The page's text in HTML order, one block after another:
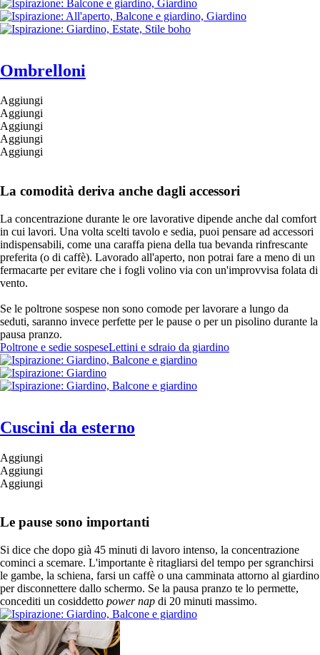
Ombrelloni
Aggiungi
Aggiungi
Aggiungi
Aggiungi
Aggiungi
La comodità deriva anche dagli accessori
La concentrazione durante le ore lavorative dipende anche dal comfort
in cui lavori. Una volta scelti tavolo e sedia, puoi pensare ad accessori
indispensabili, come una caraffa piena della tua bevanda rinfrescante
preferita (o di caffè). Lavorado all'aperto, non potrai fare a meno di un
fermacarte per evitare che i fogli volino via con un'improvvisa folata di
vento.
Se le poltrone sospese non sono comode per lavorare a lungo da
seduti, saranno invece perfette per le pause o per un pisolino durante la
pausa pranzo.
Poltrone e sedie sospeseLettini e sdraio da giardino
Cuscini da esterno
Aggiungi
Aggiungi
Aggiungi
Le pause sono importanti
Si dice che dopo già 45 minuti di lavoro intenso, la concentrazione
cominci a scemare. L'importante è ritagliarsi del tempo per sgranchirsi
le gambe, la schiena, farsi un caffè o una camminata attorno al giardino
per disconnettere dallo schermo. Se la pausa pranzo te lo permette,
concediti un cosiddetto power nap di 20 minuti massimo.